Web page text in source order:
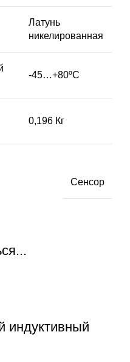
Латунь
никелированная
-45…+80ºС
0,196 Кг
Сенсор
индуктивный